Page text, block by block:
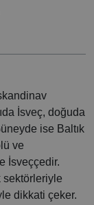
İsveç, doğuda
ise Baltık
ve
İsveççedir.
sektörleriyle
dikkati çeker.